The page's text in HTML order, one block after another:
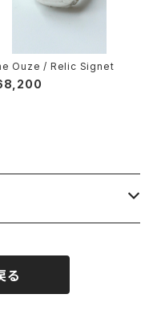
Ouze / Relic Signet
る